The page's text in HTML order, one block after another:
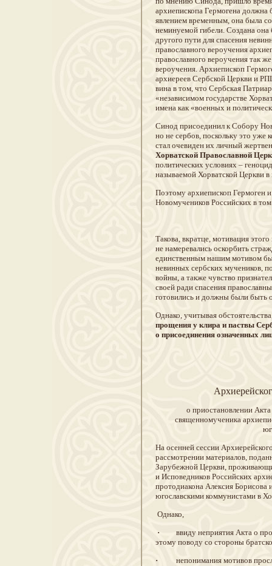
архиепископа Гермогена
явлением временным, она была
неминуемой гибели. Создана
другого пути для спасения
православного вероучения
православного вероучения так
вероучения. Архиепископ
архиереев Сербской Церкви и
вина в том, что Сербская
«независимом государстве
имена как «военных и
Синод присоединил к Собору
но не сербов, поскольку это
стал очевиден их личный
Хорватской Православной
политических условиях –
называемой Хорватской Церкви
Поэтому архиепископ Гермоген
Новомучеников Российских в
Такова, вкратце, мотивация
не намеревались оскорбить
единственным нашим мотивом
невинных сербских мучеников,
войны, а также чувство
своей ради спасения
готовились и должны были быть
Однако, учитывая
прощения у клира и паствы
о присоединения означенных
о приостановлении
священномученика
На осенней сессии
рассмотрении материалов,
Зарубежной Церкви,
и Исповедников Российских
протодиакона Алексия
югославскими коммунистами в
Однако,
· ввиду неприятия Акта о
этому поводу со стороны
·
непонимания мотивов